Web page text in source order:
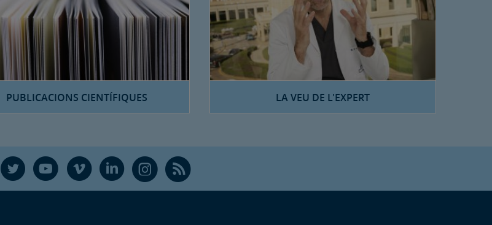
PUBLICACIONS CIENTÍFIQUES LA VEU DE L'EXPERT
T Y V L Ñ R